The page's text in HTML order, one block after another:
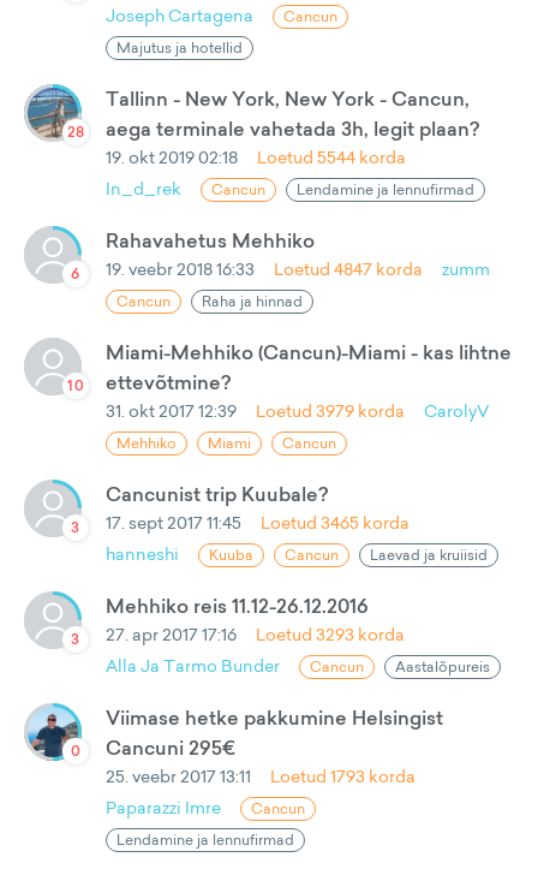
Joseph Cartagena
Cancun
Majutus ja hotellid
28
Tallinn - New York, New York - Cancun,
aega terminale vahetada 3h, legit plaan?
19. okt 2019 02:18 Loetud 5544 korda
In_d_rek
Cancun Lendamine ja lennufirmad
6
Rahavahetus Mehhiko
19. veebr 2018 16:33 Loetud 4847 korda zumm
Cancun Raha ja hinnad
10
Miami-Mehhiko (Cancun)-Miami - kas lihtne
ettevõtmine?
31. okt 2017 12:39 Loetud 3979 korda CarolyV
Mehhiko Miami Cancun
3
Cancunist trip Kuubale?
17. sept 2017 11:45 Loetud 3465 korda
hanneshi
Kuuba Cancun Laevad ja kruiisid
3
Mehhiko reis 11.12-26.12.2016
27. apr 2017 17:16 Loetud 3293 korda
Alla Ja Tarmo Bunder
Cancun Aastalõpureis
0
Viimase hetke pakkumine Helsingist
Cancuni 295€
25. veebr 2017 13:11 Loetud 1793 korda
Paparazzi Imre
Cancun
Lendamine ja lennufirmad